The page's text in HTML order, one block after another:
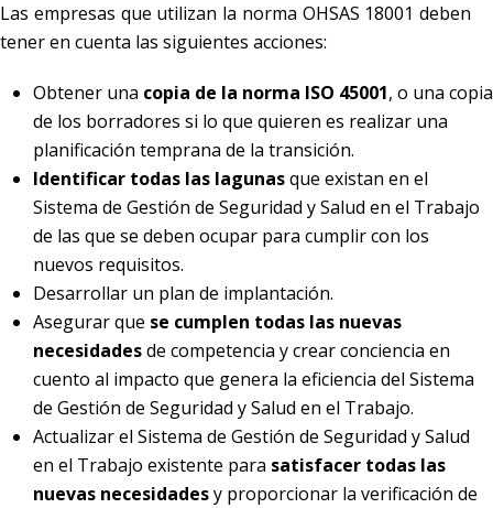
Las empresas que utilizan la norma OHSAS 18001 deben
tener en cuenta las siguientes acciones:
Obtener una copia de la norma ISO 45001, o una copia
de los borradores si lo que quieren es realizar una
planificación temprana de la transición.
Identificar todas las lagunasque existan en el
Sistema de Gestión de Seguridad y Salud en el Trabajo
de las que se deben ocupar para cumplir con los
nuevos requisitos.
Desarrollar un plan de implantación.
Asegurar que se cumplen todas las nuevas
necesidadesde competencia y crear conciencia en
cuento al impacto que genera la eficiencia del Sistema
de Gestión de Seguridad y Salud en el Trabajo.
Actualizar el Sistema de Gestión de Seguridad y Salud
en el Trabajo existente para satisfacer todas las
nuevas necesidadesy proporcionar la verificación de